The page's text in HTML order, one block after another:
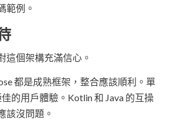
範例。
這個架構充滿信心。
都是成熟框架，整合應該順利。單
的用戶體驗。Kotlin 和 Java 的互操
該沒問題。